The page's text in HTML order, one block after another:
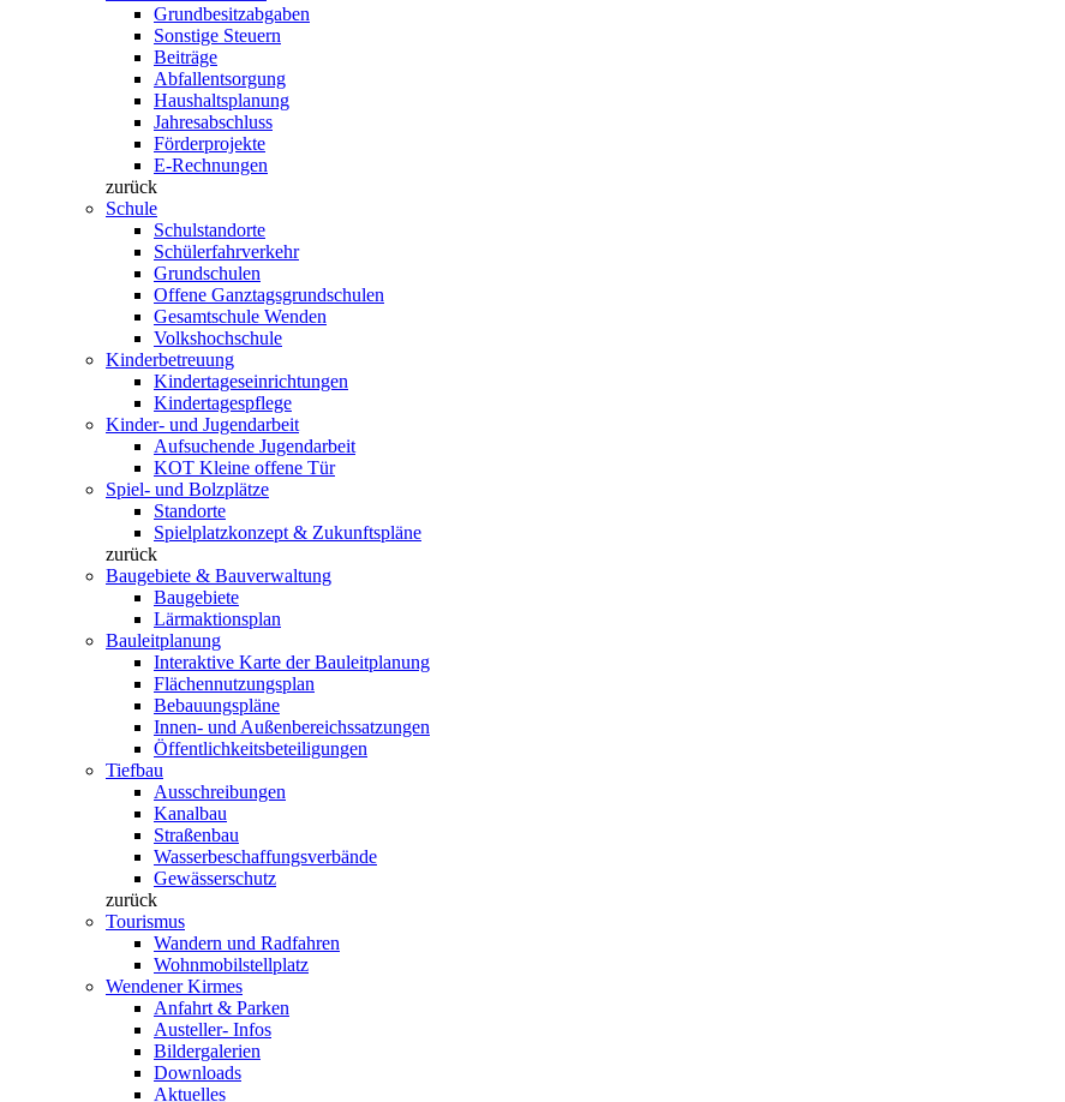
Grundbesitzabgaben
Sonstige Steuern
Beiträge
Abfallentsorgung
Haushaltsplanung
Jahresabschluss
Förderprojekte
E-Rechnungen
zurück
Schule
Schulstandorte
Schülerfahrverkehr
Grundschulen
Offene Ganztagsgrundschulen
Gesamtschule Wenden
Volkshochschule
Kinderbetreuung
Kindertageseinrichtungen
Kindertagespflege
Kinder- und Jugendarbeit
Aufsuchende Jugendarbeit
KOT Kleine offene Tür
Spiel- und Bolzplätze
Standorte
Spielplatzkonzept & Zukunftspläne
zurück
Baugebiete & Bauverwaltung
Baugebiete
Lärmaktionsplan
Bauleitplanung
Interaktive Karte der Bauleitplanung
Flächennutzungsplan
Bebauungspläne
Innen- und Außenbereichssatzungen
Öffentlichkeitsbeteiligungen
Tiefbau
Ausschreibungen
Kanalbau
Straßenbau
Wasserbeschaffungsverbände
Gewässerschutz
zurück
Tourismus
Wandern und Radfahren
Wohnmobilstellplatz
Wendener Kirmes
Anfahrt & Parken
Austeller- Infos
Bildergalerien
Downloads
Aktuelles